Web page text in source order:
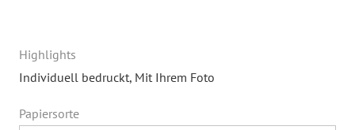
Highlights
Individuell bedruckt, Mit Ihrem Foto
Papiersorte